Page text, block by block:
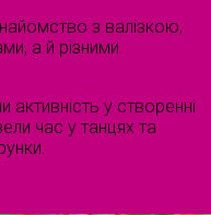
з валізкою,
а й різними
активність у створенні
час у танцях та